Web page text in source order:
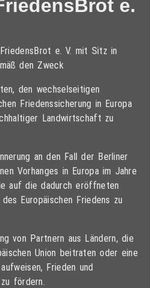
e.
e. V. mit Sitz in
den Zweck
den wechselseitigen
Friedenssicherung in Europa
Landwirtschaft zu
an den Fall der Berliner
Vorhanges in Europa im Jahre
auf die dadurch eröffneten
Europäischen Friedens zu
von Partnern aus Ländern, die
Union beitraten oder eine
Frieden und
fördern.